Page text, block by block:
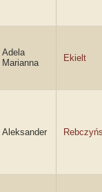
Adela
Marianna
Ekielt
Aleksander